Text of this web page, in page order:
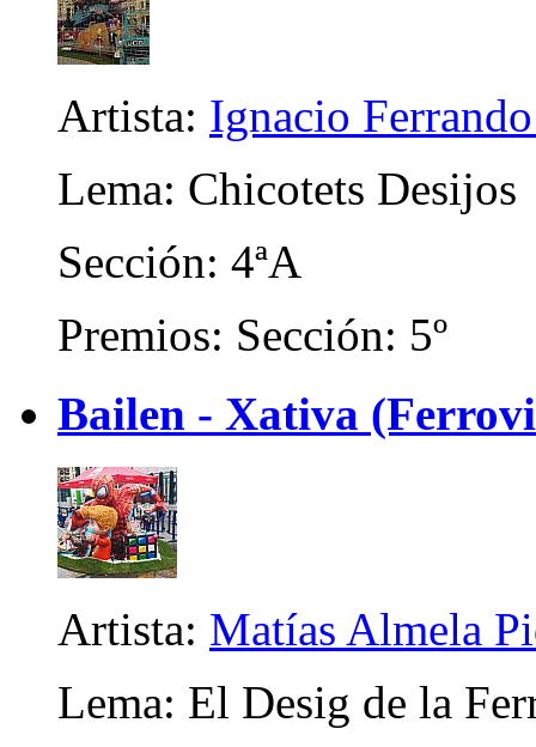
Artista: Ignacio
Lema: Chicotets Desijos
Sección: 4ªA
Premios: Sección: 5º
Bailen - Xativa
Artista: Matías Almela
Lema: El Desig de la